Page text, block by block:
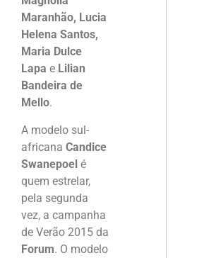
Maranhão, Lucia
Helena Santos,
Maria Dulce
Lapa e Lilian
Bandeira de
Mello.
A modelo sul-
africana Candice
Swanepoel é
quem estrelar,
pela segunda
vez, a campanha
de Verão 2015 da
Forum. O modelo